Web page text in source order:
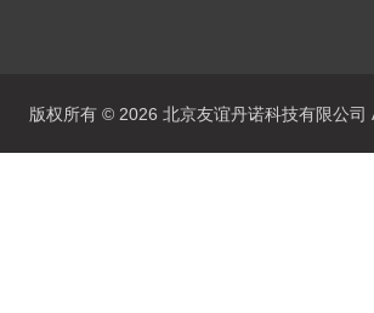
版权所有 © 2026 北京友谊丹诺科技有限